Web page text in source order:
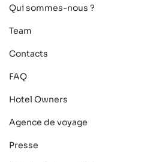
Qui sommes-nous ?
Team
Contacts
FAQ
Hotel Owners
Agence de voyage
Presse